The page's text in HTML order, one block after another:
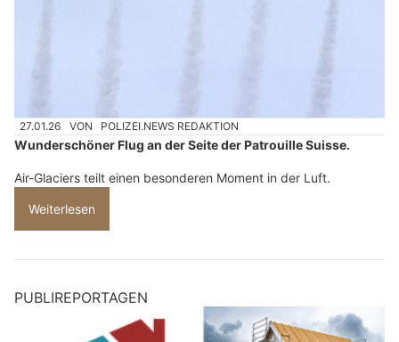
27.01.26 VON POLIZEI.NEWS REDAKTION
Wunderschöner Flug an der Seite der Patrouille Suisse.
Air-Glaciers teilt einen besonderen Moment in der Luft.
Weiterlesen
PUBLIREPORTAGEN